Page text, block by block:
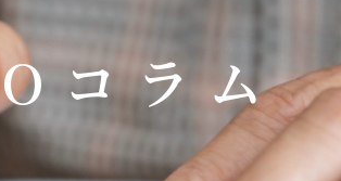
コラム